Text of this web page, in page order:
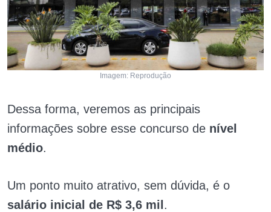
Imagem: Reprodução
Dessa forma, veremos as principais
informações sobre esse concurso de nível
médio.
Um ponto muito atrativo, sem dúvida, é o
salário inicial de R$ 3,6 mil.